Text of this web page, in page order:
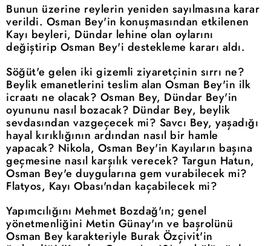
Bunun üzerine reylerin yeniden sayılmasına karar
verildi. Osman Bey'in konuşmasından etkilenen
Kayı beyleri, Dündar lehine olan oylarını
değiştirip Osman Bey'i destekleme kararı aldı.
Söğüt'e gelen iki gizemli ziyaretçinin sırrı ne?
Beylik emanetlerini teslim alan Osman Bey'in ilk
icraatı ne olacak? Osman Bey, Dündar Bey'in
oyununu nasıl bozacak? Dündar Bey, beylik
sevdasından vazgeçecek mi? Savcı Bey, yaşadığı
hayal kırıklığının ardından nasıl bir hamle
yapacak? Nikola, Osman Bey'in Kayıların başına
geçmesine nasıl karşılık verecek? Targun Hatun,
Osman Bey'e duygularına gem vurabilecek mi?
Flatyos, Kayı Obası'ndan kaçabilecek mi?
Yapımcılığını Mehmet Bozdağ'ın; genel
yönetmenliğini Metin Günay'ın ve başrolünü
Osman Bey karakteriyle Burak Özçivit'in